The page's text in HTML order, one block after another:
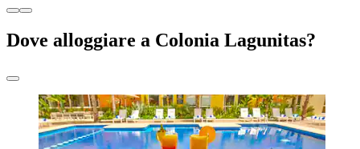
Dove alloggiare a Colonia Lagunitas?